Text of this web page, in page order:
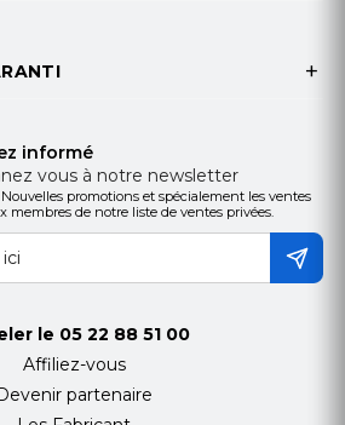
un effet de basse d'expansion
/ mW
informé
vous à notre newsletter
promotions et spécialement les ventes
membres de notre liste de ventes privées.
le 05 22 88 51 00
Affiliez-vous
partenaire